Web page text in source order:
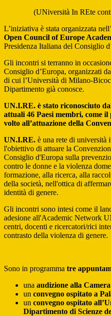
(UNiversità In REte
L’iniziativa è stata organizzata
Open Council of Europe
Presidenza Italiana del Consiglio
Gli incontri si terranno in
Consiglio d’Europa, organizzati
di cui l’Università di Milano-
Dipartimento già conosce.
UN.I.RE. è stato riconosciuto
attuali 46 Paesi membri, come
volto all’attuazione della
UN.I.RE. è una rete di università
l'obiettivo di attuare la
Consiglio d'Europa sulla
contro le donne e la violenza
formazione, alla ricerca, alla
della società, nell'ottica di
identità di genere.
Gli incontri sono intesi come il
adesione all'Academic Network
centri, docenti e ricercatori/rici
contrasto della violenza di genere.
Sono in programma tre
una audizione alla
un convegno ospitato a
un convegno ospitato
Dipartimento di Scienze